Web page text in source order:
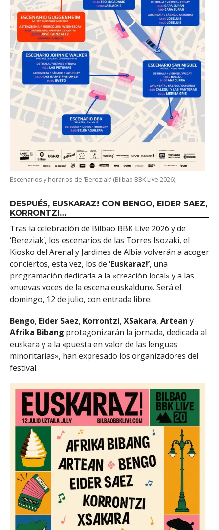
Escenarios y horarios de ‘Bereziak’ (Bilbao BBK Live 2026)
DESPUÉS, EUSKARAZ! CON BENGO, EIDER SAEZ,
KORRONTZI…
Tras la celebración de Bilbao BBK Live 2026 y de
‘Bereziak’, los escenarios de las Torres Isozaki, el
Kiosko del Arenal y Jardines de Albia volverán a acoger
conciertos, esta vez, los de ‘Euskaraz!’, una
programación dedicada a la «creación local» y a las
«nuevas voces de la escena euskaldun». Será el
domingo, 12 de julio, con entrada libre.
Bengo, Eider Saez, Korrontzi, XSakara, Artean y
Afrika Bibang protagonizarán la jornada, dedicada al
euskara y a la «puesta en valor de las lenguas
minoritarias», han expresado los organizadores del
festival.